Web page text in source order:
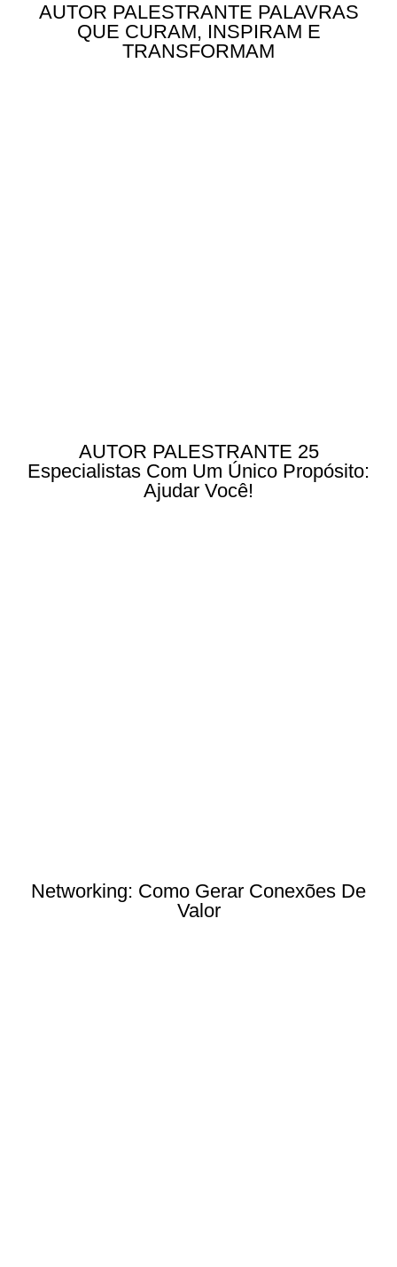
AUTOR PALESTRANTE PALAVRAS
QUE CURAM, INSPIRAM E
TRANSFORMAM
AUTOR PALESTRANTE 25
Especialistas Com Um Único Propósito:
Ajudar Você!
Networking: Como Gerar Conexões De
Valor